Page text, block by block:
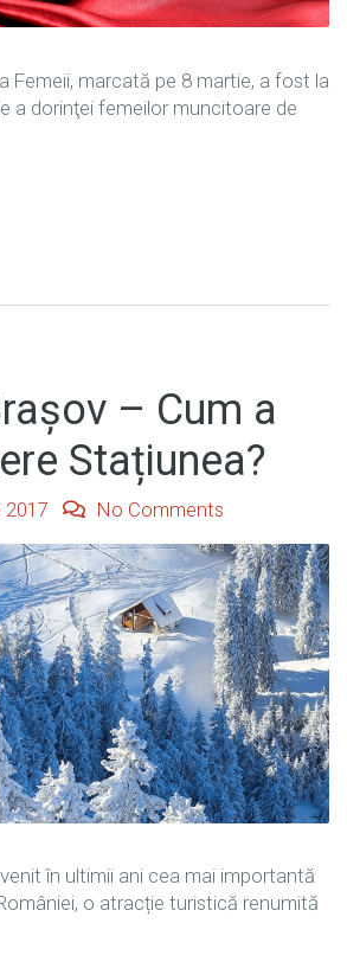
Femeii, marcată pe 8 martie, a fost la
a dorinţei femeilor muncitoare de
– Cum a
Stațiunea?
2017 No Comments
în ultimii ani cea mai importantă
o atracție turistică renumită